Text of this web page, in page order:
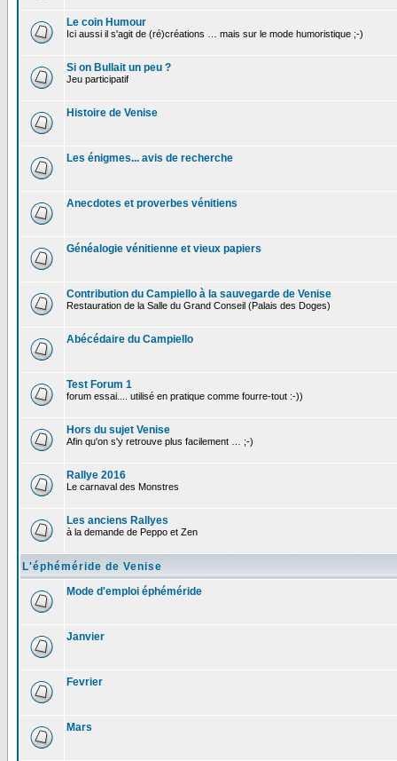
Le coin Humour
Ici aussi il s'agit de (ré)créations … mais sur le mode humoristique ;-)
Si on Bullait un peu ?
Jeu participatif
Histoire de Venise
Les énigmes... avis de recherche
Anecdotes et proverbes vénitiens
Généalogie vénitienne et vieux papiers
Contribution du Campiello à la sauvegarde de Venise
Restauration de la Salle du Grand Conseil (Palais des Doges)
Abécédaire du Campiello
Test Forum 1
forum essai.... utilisé en pratique comme fourre-tout :-))
Hors du sujet Venise
Afin qu'on s'y retrouve plus facilement … ;-)
Rallye 2016
Le carnaval des Monstres
Les anciens Rallyes
à la demande de Peppo et Zen
L'éphéméride de Venise
Mode d'emploi éphéméride
Janvier
Fevrier
Mars